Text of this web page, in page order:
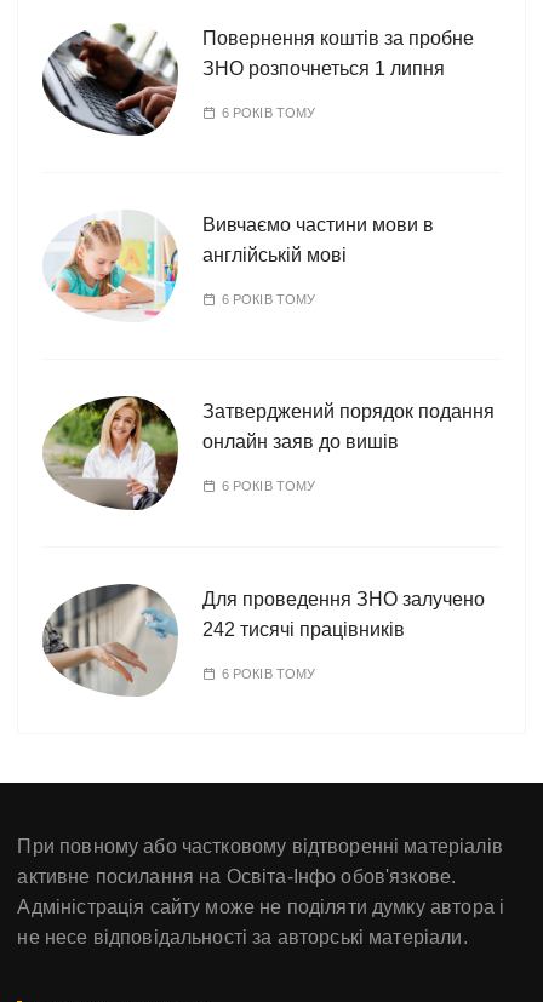
Повернення коштів за пробне
ЗНО розпочнеться 1 липня
6 РОКІВ ТОМУ
Вивчаємо частини мови в
англійській мові
6 РОКІВ ТОМУ
Затверджений порядок подання
онлайн заяв до вишів
6 РОКІВ ТОМУ
Для проведення ЗНО залучено
242 тисячі працівників
6 РОКІВ ТОМУ
При повному або частковому відтворенні матеріалів
активне посилання на Освіта-Інфо обов'язкове.
Адміністрація сайту може не поділяти думку автора і
не несе відповідальності за авторські матеріали.